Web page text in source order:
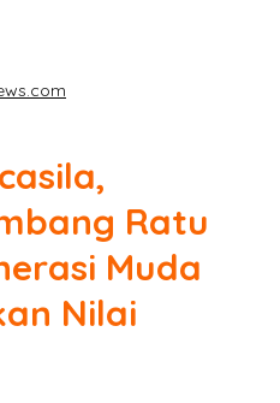
Ratu
Muda
Nilai